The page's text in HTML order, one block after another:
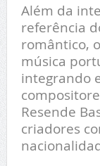
Além da
referência
romântico,
música
integrando
Resende
criadores